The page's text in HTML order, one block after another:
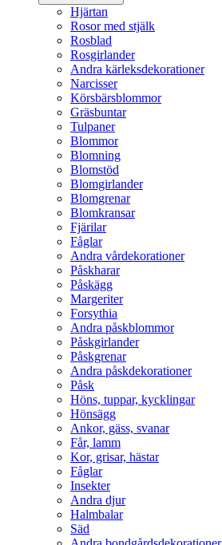
Hjärtan
Rosor med stjälk
Rosblad
Rosgirlander
Andra kärleksdekorationer
Narcisser
Körsbärsblommor
Gräsbuntar
Tulpaner
Blommor
Blomning
Blomstöd
Blomgirlander
Blomgrenar
Blomkransar
Fjärilar
Fåglar
Andra vårdekorationer
Påskharar
Påskägg
Margeriter
Forsythia
Andra påskblommor
Påskgirlander
Påskgrenar
Andra påskdekorationer
Påsk
Höns, tuppar, kycklingar
Hönsägg
Ankor, gäss, svanar
Får, lamm
Kor, grisar, hästar
Fåglar
Insekter
Andra djur
Halmbalar
Säd